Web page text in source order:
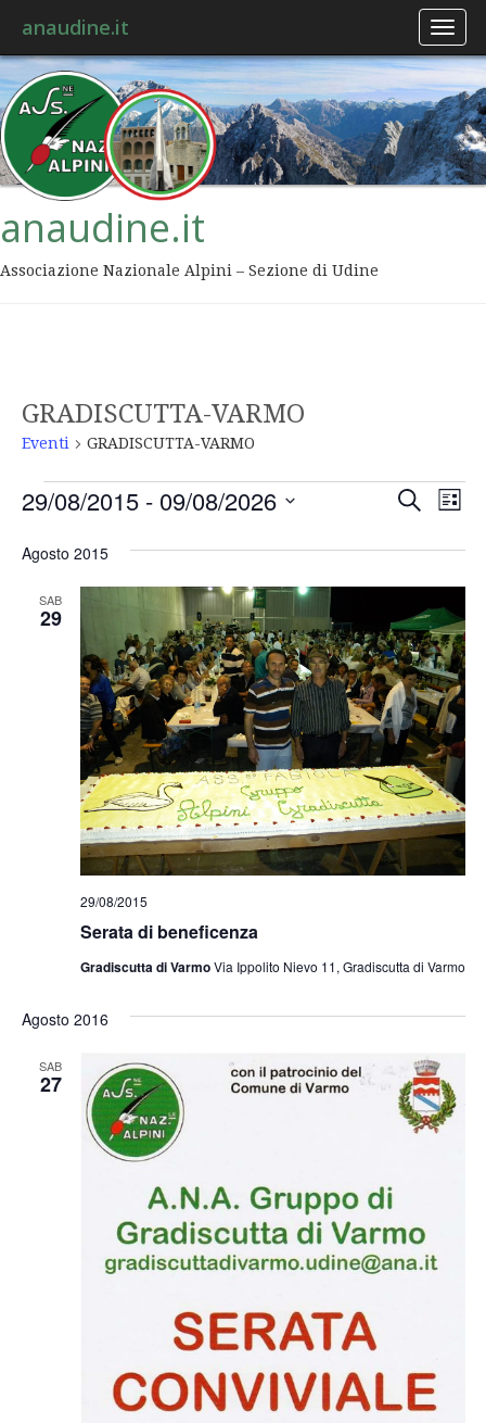
anaudine.it
anaudine.it
Associazione Nazionale Alpini – Sezione di Udine
GRADISCUTTA-VARMO
Eventi GRADISCUTTA-VARMO
viste
Cerca
Lista
29/08/2015 - 09/08/2026
la
Agosto 2015
SAB
29
Serata di beneficenza
29/08/2015
Gradiscutta di VarmoVia Ippolito Nievo 11, Gradiscutta di Varmo
Agosto 2016
SAB
27